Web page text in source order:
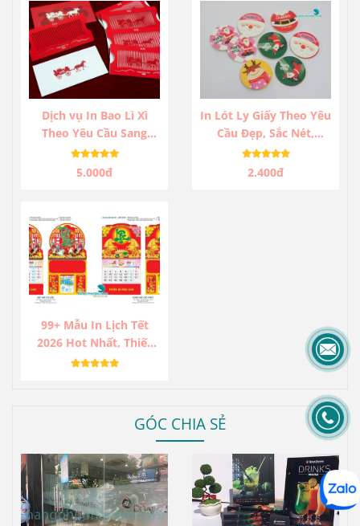
Dịch vụ In Bao Lì Xì
Theo Yêu Cầu Sang
Trọng Cho Doanh
Nghiệp
5.000đ
In Lót Ly Giấy Theo Yêu
Cầu Đẹp, Sắc Nét,
Chống Thấm Tốt
2.400đ
99+ Mẫu In Lịch Tết
2026 Hot Nhất, Thiết
Kế Độc Lạ, Sang Trọng,
GÓC CHIA SẺ